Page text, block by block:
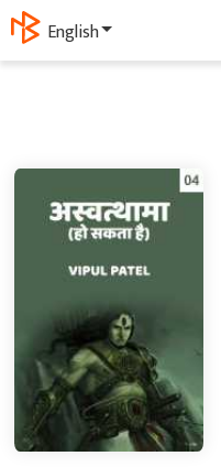
ગુજરાતી